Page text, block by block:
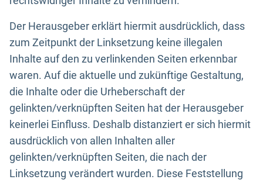
Der Herausgeber erklärt hiermit ausdrücklich, dass
zum Zeitpunkt der Linksetzung keine illegalen
Inhalte auf den zu verlinkenden Seiten erkennbar
waren. Auf die aktuelle und zukünftige Gestaltung,
die Inhalte oder die Urheberschaft der
gelinkten/verknüpften Seiten hat der Herausgeber
keinerlei Einfluss. Deshalb distanziert er sich hiermit
ausdrücklich von allen Inhalten aller
gelinkten/verknüpften Seiten, die nach der
Linksetzung verändert wurden. Diese Feststellung